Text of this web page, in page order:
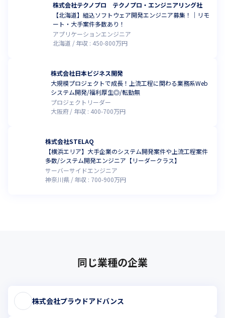
株式会社テクノプロ テクノプロ・エンジニアリング社
【北海道】組込ソフトウェア開発エンジニア募集！｜リモ
ート・大手案件多数あり！
アプリケーションエンジニア
北海道
年収 : 450-800万円
株式会社日本ビジネス開発
大規模プロジェクトで成長！上流工程に関わる業務系Web
システム開発/福利厚生◎/転勤無
プロジェクトリーダー
大阪府
年収 : 400-700万円
株式会社STELAQ
【横浜エリア】大手企業のシステム開発案件や上流工程案件
多数/システム開発エンジニア【リーダークラス】
サーバーサイドエンジニア
神奈川県
年収 : 700-900万円
同じ業種の企業
株式会社プラウドアドバンス